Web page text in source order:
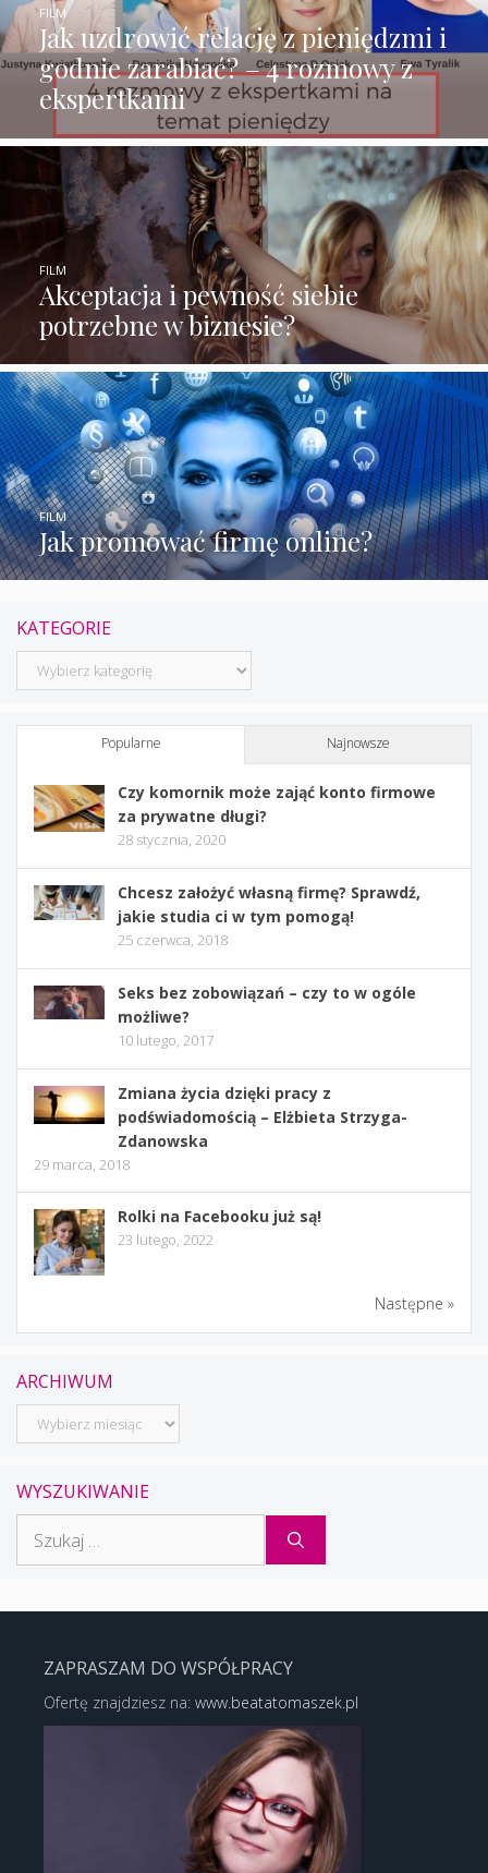
Jak uzdrowić relację z pieniędzmi i
godnie zarabiać? – 4 rozmowy z
ekspertkami
FILM
Akceptacja i pewność siebie
potrzebne w biznesie?
FILM
Jak promować firmę online?
FILM
KATEGORIE
Kategorie
Popularne Najnowsze
Czy komornik może zająć konto firmowe
za prywatne długi?
28 stycznia, 2020
Chcesz założyć własną firmę? Sprawdź,
jakie studia ci w tym pomogą!
25 czerwca, 2018
Seks bez zobowiązań – czy to w ogóle
możliwe?
10 lutego, 2017
Zmiana życia dzięki pracy z
podświadomością – Elżbieta Strzyga-
Zdanowska
29 marca, 2018
Rolki na Facebooku już są!
23 lutego, 2022
Następne »
ARCHIWUM
Archiwum
WYSZUKIWANIE
ZAPRASZAM DO WSPÓŁPRACY
Ofertę znajdziesz na: www.beatatomaszek.pl